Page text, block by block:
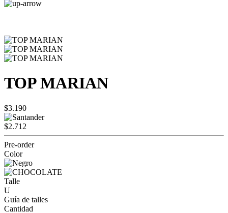
TOP MARIAN
$3.190
$2.712
Pre-order
Color
Talle
U
Guía de talles
Cantidad